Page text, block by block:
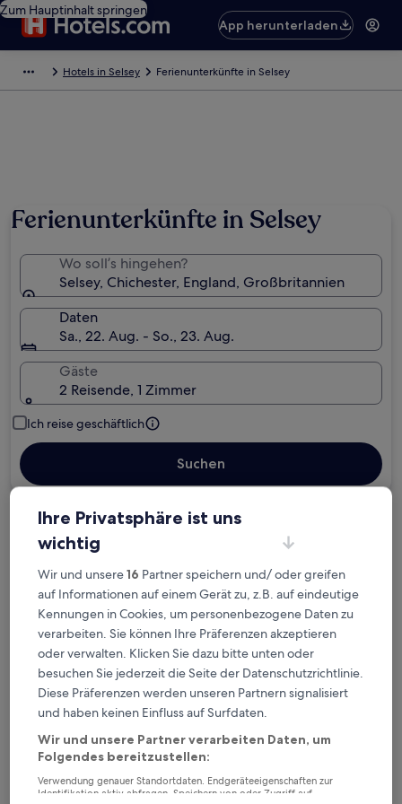
Zum Hauptinhalt springen
App herunterladen
Hotels in Selsey Ferienunterkünfte in Selsey
Ferienunterkünfte in Selsey
Wo soll’s hingehen?
Selsey, Chichester, England, Großbritannien
Daten
Sa., 22. Aug. - So., 23. Aug.
Gäste
2 Reisende, 1 Zimmer
Ich reise geschäftlich
Suchen
Kostenlose Stornierung bei
Planänderungen
Verdiene Prämien für jede
wahrgenommene Übernachtung
Mehr sparen mit Preisen für Mitglieder
Überprüfe die Preise für diese Daten
Heute
8. Aug. - 9. Aug.
Morgen
9. Aug. - 10. Aug.
Ihre Privatsphäre ist uns
wichtig
Wir und unsere16 Partner speichern und/ oder greifen
auf Informationen auf einem Gerät zu, z.B. auf eindeutige
Kennungen in Cookies, um personenbezogene Daten zu
verarbeiten. Sie können Ihre Präferenzen akzeptieren
oder verwalten. Klicken Sie dazu bitte unten oder
besuchen Sie jederzeit die Seite der Datenschutzrichtlinie.
Diese Präferenzen werden unseren Partnern signalisiert
und haben keinen Einfluss auf Surfdaten.
Wir und unsere Partner verarbeiten Daten, um
Folgendes bereitzustellen:
Verwendung genauer Standortdaten. Endgeräteeigenschaften zur
Identifikation aktiv abfragen. Speichern von oder Zugriff auf